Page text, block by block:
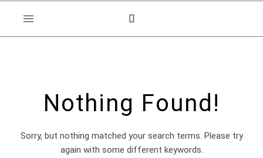
Nothing Found!
Sorry, but nothing matched your search terms. Please try
again with some different keywords.